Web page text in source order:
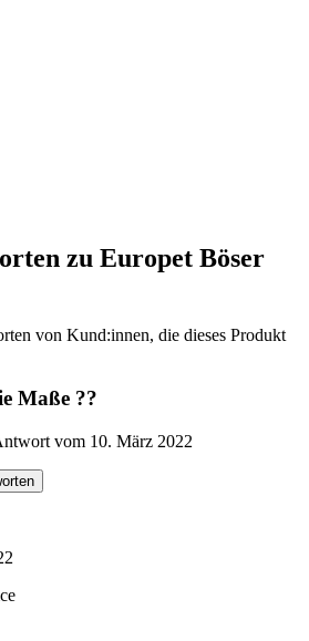
zu Europet Böser
von Kund:innen, die dieses Produkt
Maße ??
vom 10. März 2022